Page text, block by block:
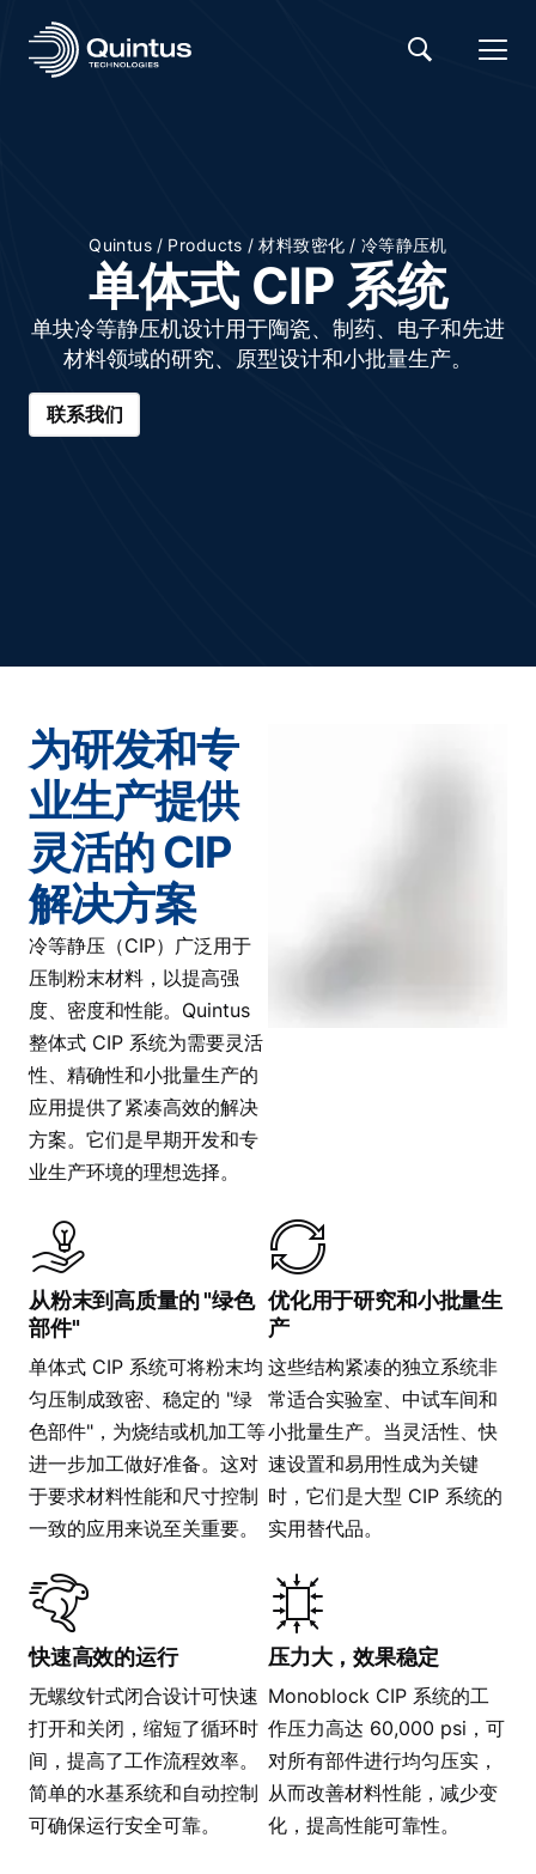
Quintus / Products / 材料致密化 / 冷等静压机
单体式 CIP 系统
单块冷等静压机设计用于陶瓷、制药、电子和先进
材料领域的研究、原型设计和小批量生产。
联系我们
为研发和专
业生产提供
灵活的 CIP
解决方案
冷等静压（CIP）广泛用于
压制粉末材料，以提高强
度、密度和性能。Quintus
整体式 CIP 系统为需要灵活
性、精确性和小批量生产的
应用提供了紧凑高效的解决
方案。它们是早期开发和专
业生产环境的理想选择。
从粉末到高质量的 "绿色
部件"
单体式 CIP 系统可将粉末均
匀压制成致密、稳定的 "绿
色部件"，为烧结或机加工等
进一步加工做好准备。这对
于要求材料性能和尺寸控制
一致的应用来说至关重要。
优化用于研究和小批量生
产
这些结构紧凑的独立系统非
常适合实验室、中试车间和
小批量生产。当灵活性、快
速设置和易用性成为关键
时，它们是大型 CIP 系统的
实用替代品。
快速高效的运行
无螺纹针式闭合设计可快速
打开和关闭，缩短了循环时
间，提高了工作流程效率。
简单的水基系统和自动控制
可确保运行安全可靠。
压力大，效果稳定
Monoblock CIP 系统的工
作压力高达 60,000 psi，可
对所有部件进行均匀压实，
从而改善材料性能，减少变
化，提高性能可靠性。